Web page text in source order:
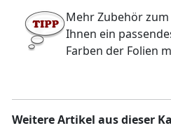
Mehr Zubehör
Ihnen ein
Farben der Folien
Weitere Artikel aus dieser